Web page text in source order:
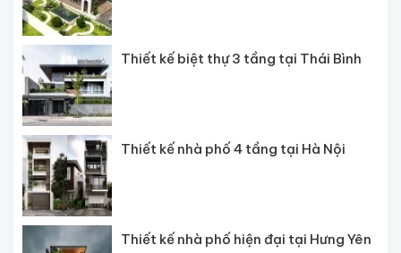
Thiết kế biệt thự 3 tầng tại Thái Bình
Thiết kế nhà phố 4 tầng tại Hà Nội
Thiết kế nhà phố hiện đại tại Hưng Yên